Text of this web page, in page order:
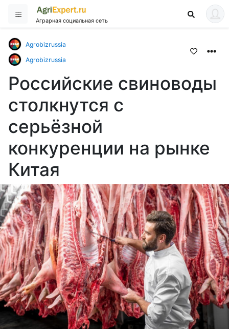
Аграрная социальная сеть
Agrobizrussia
Agrobizrussia
Российские свиноводы
столкнутся с
серьёзной
конкуренции на рынке
Китая